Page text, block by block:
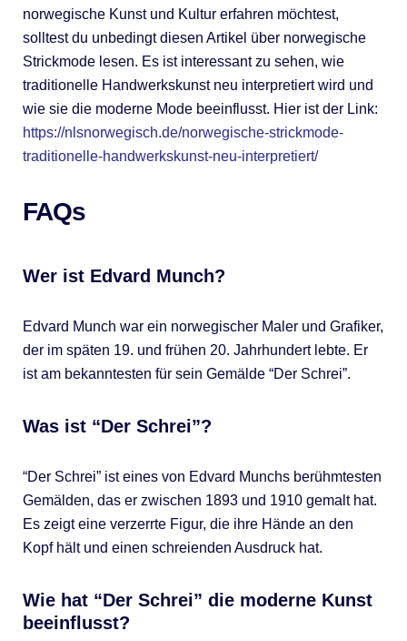
norwegische Kunst und Kultur erfahren möchtest,
solltest du unbedingt diesen Artikel über norwegische
Strickmode lesen. Es ist interessant zu sehen, wie
traditionelle Handwerkskunst neu interpretiert wird und
wie sie die moderne Mode beeinflusst. Hier ist der Link:
https://nlsnorwegisch.de/norwegische-strickmode-
traditionelle-handwerkskunst-neu-interpretiert/
FAQs
Wer ist Edvard Munch?
Edvard Munch war ein norwegischer Maler und Grafiker,
der im späten 19. und frühen 20. Jahrhundert lebte. Er
ist am bekanntesten für sein Gemälde “Der Schrei”.
Was ist “Der Schrei”?
“Der Schrei” ist eines von Edvard Munchs berühmtesten
Gemälden, das er zwischen 1893 und 1910 gemalt hat.
Es zeigt eine verzerrte Figur, die ihre Hände an den
Kopf hält und einen schreienden Ausdruck hat.
Wie hat “Der Schrei” die moderne Kunst
beeinflusst?